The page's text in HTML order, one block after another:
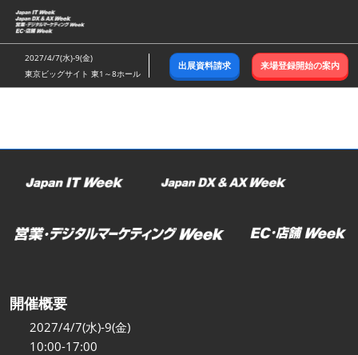
ス
キ
ッ
し
む
2027/4/7(水)-9(金)
東京ビッグサイト 東1～8ホール
出展資料請求 来場登録開始の案内
開催概要
2027/4/7(水)-9(金)
10:00-17:00